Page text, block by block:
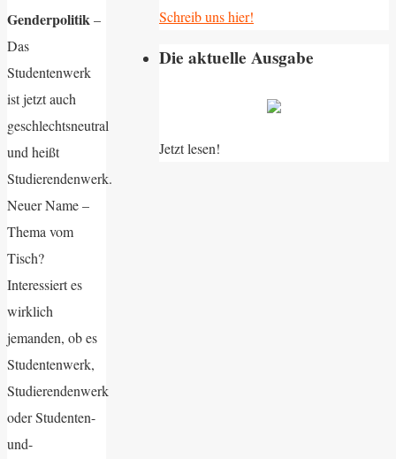
Genderpolitik–
Das
Studentenwerk
ist jetzt auch
geschlechtsneutral
und heißt
Studierendenwerk.
Neuer Name –
Thema vom
Tisch?
Interessiert es
wirklich
jemanden, ob es
Studentenwerk,
Studierendenwerk
oder Studenten-
und-
Schreib uns hier!
Die aktuelle Ausgabe
Jetzt lesen!